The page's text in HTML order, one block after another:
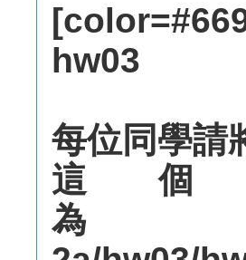
hw03
每位同學請
這
為